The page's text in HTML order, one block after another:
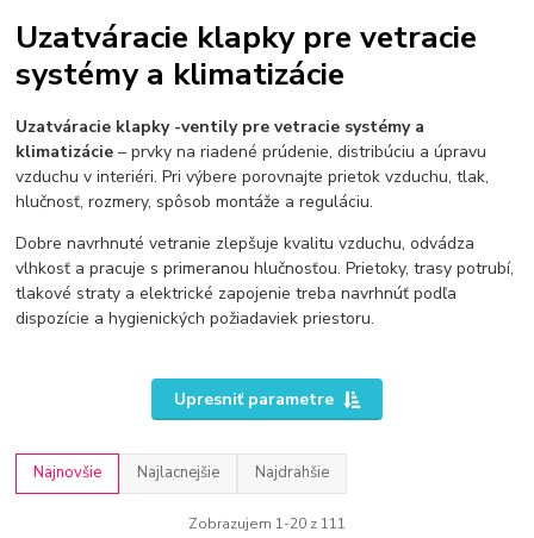
Uzatváracie klapky pre vetracie
systémy a klimatizácie
Uzatváracie klapky -ventily pre vetracie systémy a
klimatizácie – prvky na riadené prúdenie, distribúciu a úpravu
vzduchu v interiéri. Pri výbere porovnajte prietok vzduchu, tlak,
hlučnosť, rozmery, spôsob montáže a reguláciu.
Dobre navrhnuté vetranie zlepšuje kvalitu vzduchu, odvádza
vlhkosť a pracuje s primeranou hlučnosťou. Prietoky, trasy potrubí,
tlakové straty a elektrické zapojenie treba navrhnúť podľa
dispozície a hygienických požiadaviek priestoru.
Upresniť parametre
Najnovšie Najlacnejšie Najdrahšie
Zobrazujem 1-20 z 111